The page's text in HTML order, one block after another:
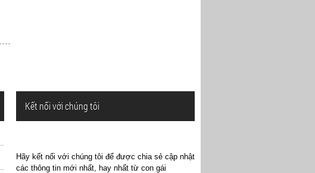
Kết nối với chúng tôi
Hãy kết nối với chúng tôi để được chia sẻ cập nhật
các thông tin mới nhất, hay nhất từ con gái